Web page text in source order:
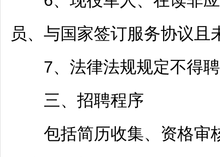
员、与国家签订服务协议且
7、法律法规规定不得聘
三、 招聘程序
包括简历收集、资格审